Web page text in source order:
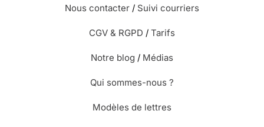
Nous contacter / Suivi courriers
CGV & RGPD / Tarifs
Notre blog / Médias
Qui sommes-nous ?
Modèles de lettres